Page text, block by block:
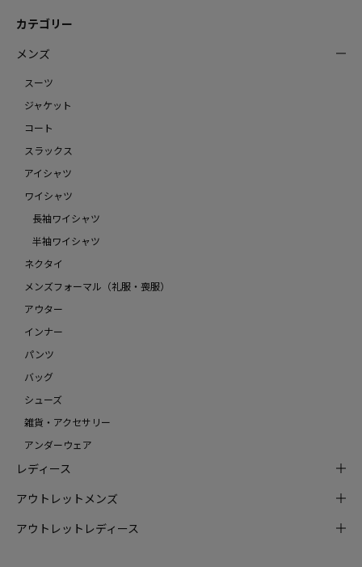
カテゴリー
メンズ
スーツ
ジャケット
コート
スラックス
アイシャツ
ワイシャツ
長袖ワイシャツ
半袖ワイシャツ
ネクタイ
メンズフォーマル（礼服・喪服）
アウター
インナー
パンツ
バッグ
シューズ
雑貨・アクセサリー
アンダーウェア
レディース
アウトレットメンズ
アウトレットレディース